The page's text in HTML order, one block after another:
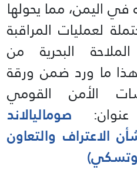
في اليمن، مما يحولها
لعمليات المراقبة
البحرية من
هذا ما ورد ضمن ورقة
الأمن القومي
صوماليالاند
الاعتراف والتعاون